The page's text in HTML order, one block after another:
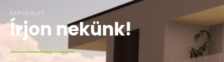
KAPCSOLAT
Írjon nekünk!